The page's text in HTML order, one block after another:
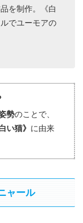
を制作。《白
でユーモアの
勢のことで、
い猫》 に由来
ャール